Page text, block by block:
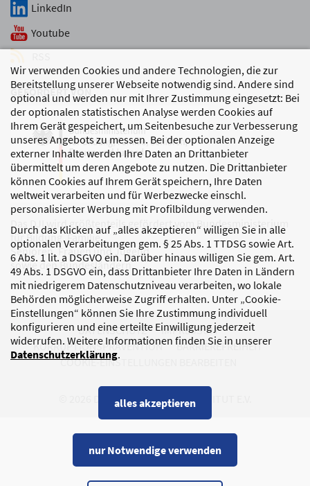
Wir verwenden Cookies und andere Technologien, die zur
Bereitstellung unserer Webseite notwendig sind. Andere sind
optional und werden nur mit Ihrer Zustimmung eingesetzt: Bei
der optionalen statistischen Analyse werden Cookies auf
Ihrem Gerät gespeichert, um Seitenbesuche zur Verbesserung
unseres Angebots zu messen. Bei der optionalen Anzeige
externer Inhalte werden Ihre Daten an Drittanbieter
übermittelt um deren Angebote zu nutzen. Die Drittanbieter
können Cookies auf Ihrem Gerät speichern, Ihre Daten
weltweit verarbeiten und für Werbezwecke einschl.
personalisierter Werbung mit Profilbildung verwenden.
Durch das Klicken auf „alles akzeptieren“ willigen Sie in alle
optionalen Verarbeitungen gem. § 25 Abs. 1 TTDSG sowie Art.
6 Abs. 1 lit. a DSGVO ein. Darüber hinaus willigen Sie gem. Art.
49 Abs. 1 DSGVO ein, dass Drittanbieter Ihre Daten in Ländern
mit niedrigerem Datenschutzniveau verarbeiten, wo lokale
Behörden möglicherweise Zugriff erhalten. Unter „Cookie-
Einstellungen“ können Sie Ihre Zustimmung individuell
konfigurieren und eine erteilte Einwilligung jederzeit
widerrufen. Weitere Informationen finden Sie in unserer
Datenschutzerklärung.
alles akzeptieren
nur Notwendige verwenden
LinkedIn
Youtube
GEFÖRDERT VON
Das DJI wird größtenteils gefördert vom Bundesministerium
für Bildung, Familie,
Senioren, Frauen und Jugend
sowie den Bundesländern.
DATENSCHUTZ
IMPRESSUM
KORRUPTIONSPRÄVENTION
BARRIEREFREIHEIT
COOKIE-EINSTELLUNGEN BEARBEITEN
© 2026 DEUTSCHES JUGENDINSTITUT E.V.